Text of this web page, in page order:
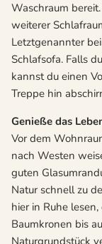
Waschraum
weiterer
Letztgenannter
Schlafsofa. Falls
kannst du einen
Treppe hin
Genieße das
Vor dem
nach Westen
guten
Natur schnell zu
hier in Ruhe
Baumkronen bis